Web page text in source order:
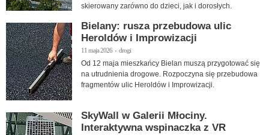
skierowany zarówno do dzieci, jak i dorosłych.
Bielany: rusza przebudowa ulic
Heroldów i Improwizacji
11 maja 2026 › drogi
Od 12 maja mieszkańcy Bielan muszą przygotować się
na utrudnienia drogowe. Rozpoczyna się przebudowa
fragmentów ulic Heroldów i Improwizacji.
SkyWall w Galerii Młociny.
Interaktywna wspinaczka z VR